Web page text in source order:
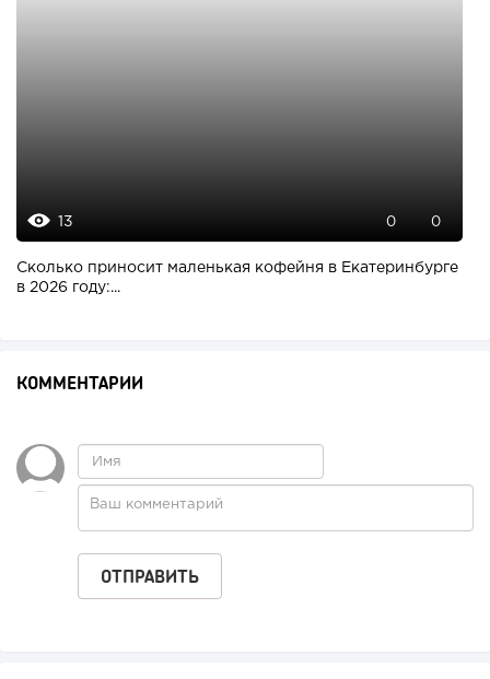
13 0 0
Сколько приносит маленькая кофейня в Екатеринбурге
в 2026 году:...
КОММЕНТАРИИ